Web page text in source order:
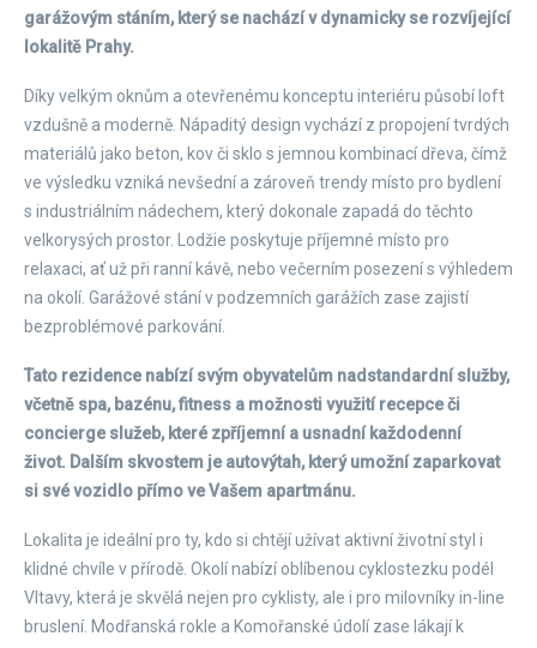
garážovým stáním, který se nachází v dynamicky se rozvíjející
lokalitě Prahy.
Díky velkým oknům a otevřenému konceptu interiéru působí loft
vzdušně a moderně. Nápaditý design vychází z propojení tvrdých
materiálů jako beton, kov či sklo s jemnou kombinací dřeva, čímž
ve výsledku vzniká nevšední a zároveň trendy místo pro bydlení
s industriálním nádechem, který dokonale zapadá do těchto
velkorysých prostor. Lodžie poskytuje příjemné místo pro
relaxaci, ať už při ranní kávě, nebo večerním posezení s výhledem
na okolí. Garážové stání v podzemních garážích zase zajistí
bezproblémové parkování.
Tato rezidence nabízí svým obyvatelům nadstandardní služby,
včetně spa, bazénu, fitness a možnosti využití recepce či
concierge služeb, které zpříjemní a usnadní každodenní
život. Dalším skvostem je autovýtah, který umožní zaparkovat
si své vozidlo přímo ve Vašem apartmánu.
Lokalita je ideální pro ty, kdo si chtějí užívat aktivní životní styl i
klidné chvíle v přírodě. Okolí nabízí oblíbenou cyklostezku podél
Vltavy, která je skvělá nejen pro cyklisty, ale i pro milovníky in-line
bruslení. Modřanská rokle a Komořanské údolí zase lákají k